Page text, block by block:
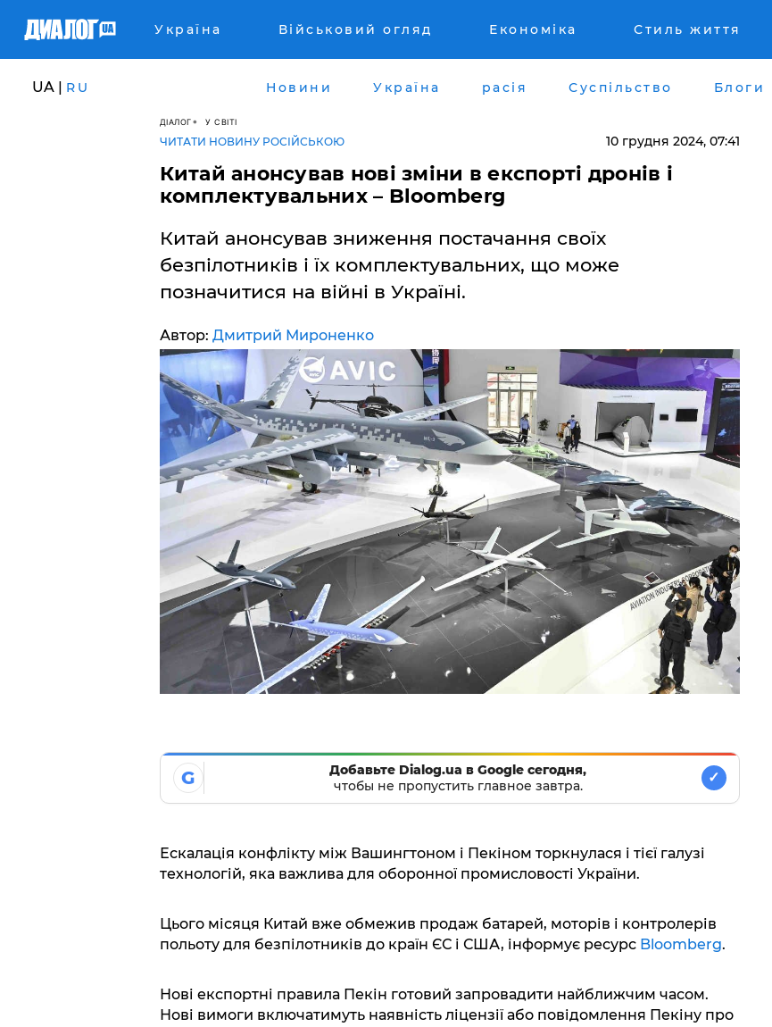
Україна Військовий огляд Економіка Стиль життя
UA | RU Новини Україна расія Суспільство Блоги
ДІАЛОГ У СВІТІ
ЧИТАТИ НОВИНУ РОСІЙСЬКОЮ 10 грудня 2024, 07:41
Китай анонсував нові зміни в експорті дронів і
комплектувальних – Bloomberg
Китай анонсував зниження постачання своїх
безпілотників і їх комплектувальних, що може
позначитися на війні в Україні.
Автор: Дмитрий Мироненко
G
Добавьте Dialog.ua в Google сегодня,
чтобы не пропустить главное завтра.
✓
Ескалація конфлікту між Вашингтоном і Пекіном торкнулася і тієї галузі
технологій, яка важлива для оборонної промисловості України.
Цього місяця Китай вже обмежив продаж батарей, моторів і контролерів
польоту для безпілотників до країн ЄС і США, інформує ресурс Bloomberg.
Нові експортні правила Пекін готовий запровадити найближчим часом.
Нові вимоги включатимуть наявність ліцензії або повідомлення Пекіну про